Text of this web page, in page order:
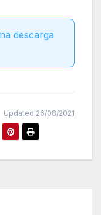
descarga
Updated 26/08/2021